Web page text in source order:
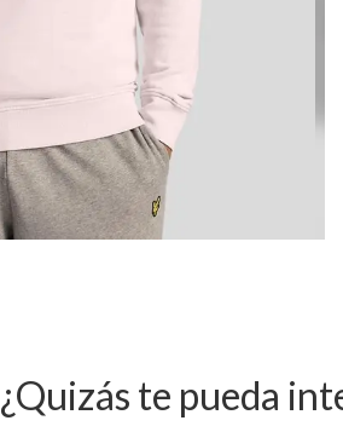
¿Quizás te pueda